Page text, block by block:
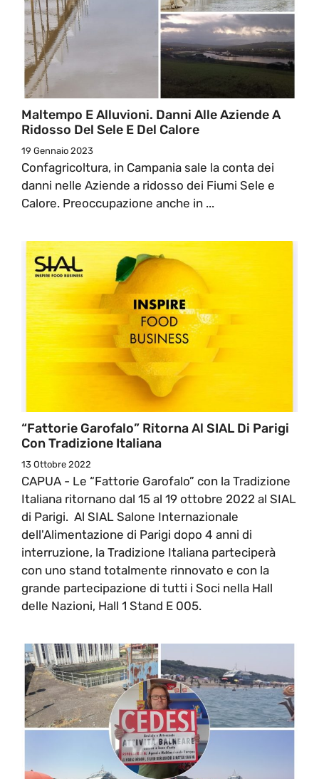
Maltempo E Alluvioni. Danni Alle Aziende A
Ridosso Del Sele E Del Calore
19 Gennaio 2023
Confagricoltura, in Campania sale la conta dei
danni nelle Aziende a ridosso dei Fiumi Sele e
Calore. Preoccupazione anche in ...
“Fattorie Garofalo” Ritorna Al SIAL Di Parigi
Con Tradizione Italiana
13 Ottobre 2022
CAPUA - Le “Fattorie Garofalo” con la Tradizione
Italiana ritornano dal 15 al 19 ottobre 2022 al SIAL
di Parigi. Al SIAL Salone Internazionale
dell'Alimentazione di Parigi dopo 4 anni di
interruzione, la Tradizione Italiana parteciperà
con uno stand totalmente rinnovato e con la
grande partecipazione di tutti i Soci nella Hall
delle Nazioni, Hall 1 Stand E 005.